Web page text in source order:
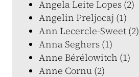
Angela Leite Lopes (2)
Angelin Preljocaj (1)
Ann Lecercle-Sweet (2)
Anna Seghers (1)
Anne Bérélowitch (1)
Anne Cornu (2)